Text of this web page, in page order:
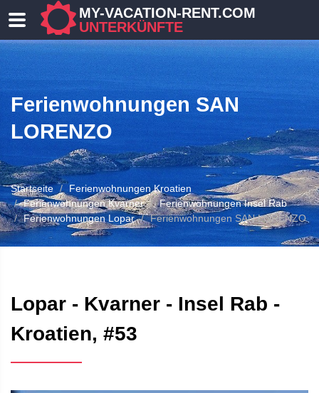
MY-VACATION-RENT.COM
UNTERKÜNFTE
Ferienwohnungen SAN
LORENZO
Startseite
Ferienwohnungen Kroatien
Ferienwohnungen Kvarner
Ferienwohnungen Insel Rab
Ferienwohnungen Lopar
Ferienwohnungen SAN LORENZO
Lopar - Kvarner - Insel Rab -
Kroatien, #53